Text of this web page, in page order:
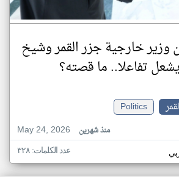
وزير خارجية جزر القمر وشيخ
يشعل تفاعلا.. ما قصته؟
Politics
May 24, 2026
منذ شهرين
عدد الكلمات: ٣٢٨